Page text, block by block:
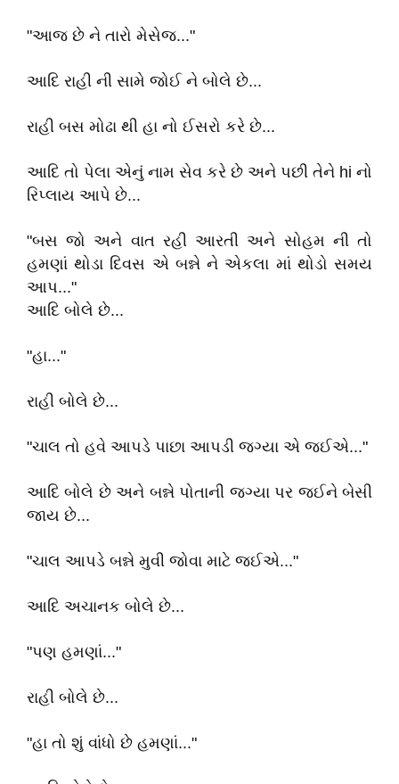
"આજ છે ને તારો મેસેજ..."
આદિ રાહી ની સામે જોઈ ને બોલે છે...
રાહી બસ મોઢા થી હા નો ઈસરો કરે છે...
આદિ તો પેલા એનું નામ સેવ કરે છે અને પછી તેને hi નો
રિપ્લાય આપે છે...
"બસ જો અને વાત રહી આરતી અને સોહમ ની તો
હમણાં થોડા દિવસ એ બન્ને ને એકલા માં થોડો સમય
આપ..."
આદિ બોલે છે...
"હા..."
રાહી બોલે છે...
"ચાલ તો હવે આપડે પાછા આપડી જગ્યા એ જઈએ..."
આદિ બોલે છે અને બન્ને પોતાની જગ્યા પર જઈને બેસી
જાય છે...
"ચાલ આપડે બન્ને મુવી જોવા માટે જઈએ..."
આદિ અચાનક બોલે છે...
"પણ હમણાં..."
રાહી બોલે છે...
"હા તો શું વાંધો છે હમણાં..."